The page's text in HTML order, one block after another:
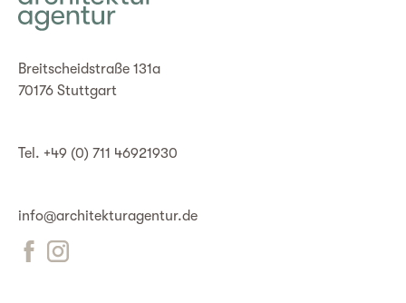
Breitscheidstraße 131a
70176 Stuttgart
Tel. +49 (0) 711 46921930
info@architekturagentur.de